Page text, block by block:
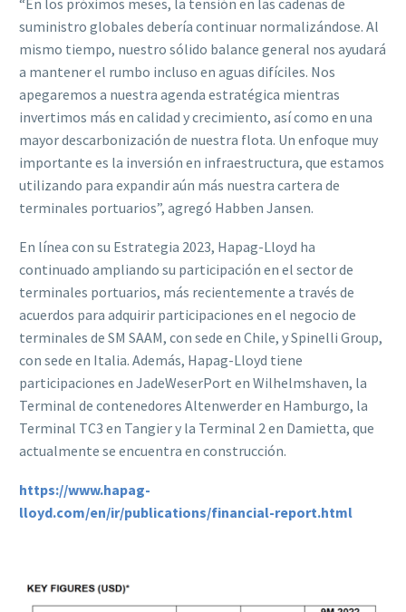
“En los próximos meses, la tensión en las cadenas de
suministro globales debería continuar normalizándose. Al
mismo tiempo, nuestro sólido balance general nos ayudará
a mantener el rumbo incluso en aguas difíciles. Nos
apegaremos a nuestra agenda estratégica mientras
invertimos más en calidad y crecimiento, así como en una
mayor descarbonización de nuestra flota. Un enfoque muy
importante es la inversión en infraestructura, que estamos
utilizando para expandir aún más nuestra cartera de
terminales portuarios”, agregó Habben Jansen.
En línea con su Estrategia 2023, Hapag-Lloyd ha
continuado ampliando su participación en el sector de
terminales portuarios, más recientemente a través de
acuerdos para adquirir participaciones en el negocio de
terminales de SM SAAM, con sede en Chile, y Spinelli Group,
con sede en Italia. Además, Hapag-Lloyd tiene
participaciones en JadeWeserPort en Wilhelmshaven, la
Terminal de contenedores Altenwerder en Hamburgo, la
Terminal TC3 en Tangier y la Terminal 2 en Damietta, que
actualmente se encuentra en construcción.
https://www.hapag-
lloyd.com/en/ir/publications/financial-report.html